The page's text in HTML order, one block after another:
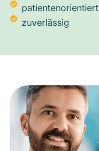
patientenorientiert
zuverlässig